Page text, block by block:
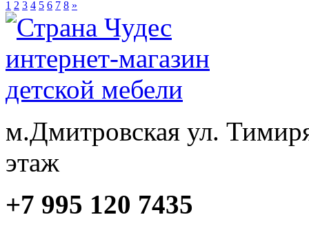
1 2 3 4 5 6 7 8 »
м.Дмитровская ул.
этаж
+7 995 120 7435